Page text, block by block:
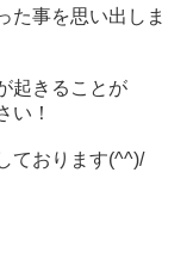
た事を思い出しま
起きることが
い！
ております(^^)/